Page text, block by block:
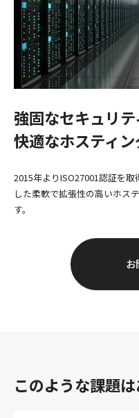
強固なセキュリ
快適なホスティ
2015年よりISO27001認証を
した柔軟で拡張性の高いホス
す。
お
このような課題